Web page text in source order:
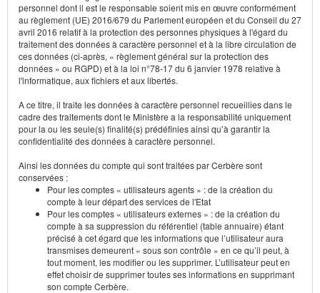
personnel dont il est le responsable soient mis en œuvre conformément
au règlement (UE) 2016/679 du Parlement européen et du Conseil du 27
avril 2016 relatif à la protection des personnes physiques à l'égard du
traitement des données à caractère personnel et à la libre circulation de
ces données (ci-après, « règlement général sur la protection des
données » ou RGPD) et à la loi n°78-17 du 6 janvier 1978 relative à
l'informatique, aux fichiers et aux libertés.
A ce titre, il traite les données à caractère personnel recueillies dans le
cadre des traitements dont le Ministère a la responsabilité uniquement
pour la ou les seule(s) finalité(s) prédéfinies ainsi qu’à garantir la
confidentialité des données à caractère personnel.
Ainsi les données du compte qui sont traitées par Cerbère sont
conservées :
Pour les comptes « utilisateurs agents » : de la création du
compte à leur départ des services de l'Etat
Pour les comptes « utilisateurs externes » : de la création du
compte à sa suppression du référentiel (table annuaire) étant
précisé à cet égard que les informations que l’utilisateur aura
transmises demeurent « sous son contrôle » en ce qu’il peut, à
tout moment, les modifier ou les supprimer. L’utilisateur peut en
effet choisir de supprimer toutes ses informations en supprimant
son compte Cerbère.